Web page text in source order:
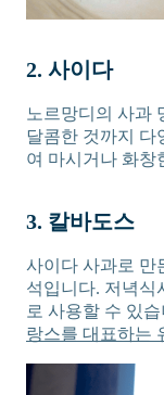
2. 사이다
노르망디의 사과
달콤한 것까지 다
여 마시거나 화창
3. 칼바도스
사이다 사과로 만
석입니다. 저녁식
로 사용할 수 있
랑스를 대표하는